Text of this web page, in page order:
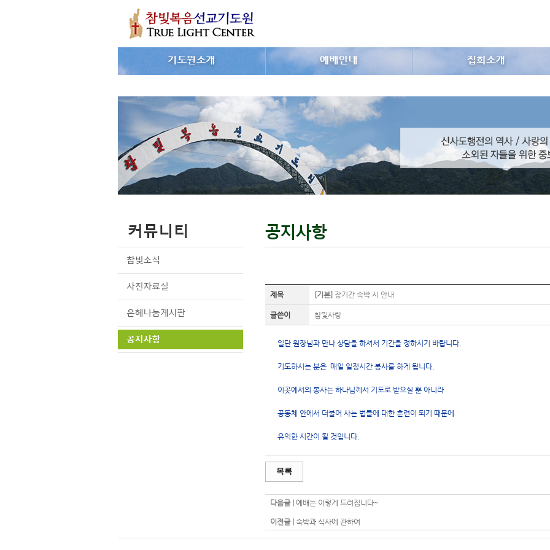
제목 [기본] 장기간 숙박 시 안내
글쓴이 참빛사랑
일단 원장님과 만나 상담을 하셔서 기간을 정하시기 바랍니다.
기도하시는 분은 매일 일정시간 봉사를 하게 됩니다.
이곳에서의 봉사는 하나님께서 기도로 받으실 뿐 아니라
공동체 안에서 더불어 사는 법들에 대한 훈련이 되기 때문에
유익한 시간이 될 것입니다.
목록
다음글 | 예배는 이렇게 드려집니다~
이전글 | 숙박과 식사에 관하여